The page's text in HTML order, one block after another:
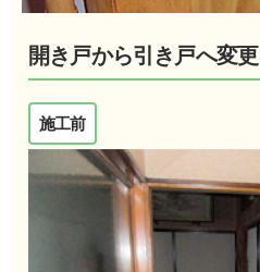
開き戸から引き戸へ変更
施工前